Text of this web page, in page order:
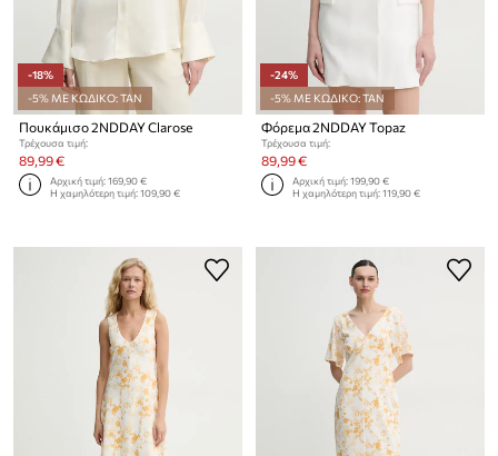
-18%
-5% ΜΕ ΚΩΔΙΚΟ: TAN
Πουκάμισο 2NDDAY Clarose
Τρέχουσα τιμή:
89,99 €
Αρχική τιμή:169,90 €
Η χαμηλότερη τιμή:109,90 €
-24%
-5% ΜΕ ΚΩΔΙΚΟ: TAN
Φόρεμα 2NDDAY Topaz
Τρέχουσα τιμή:
89,99 €
Αρχική τιμή:199,90 €
Η χαμηλότερη τιμή:119,90 €